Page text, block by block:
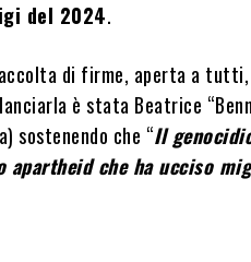
del 2024.
di firme, aperta a tutti,
è stata Beatrice
sostenendo che “Il
apartheid che ha ucciso